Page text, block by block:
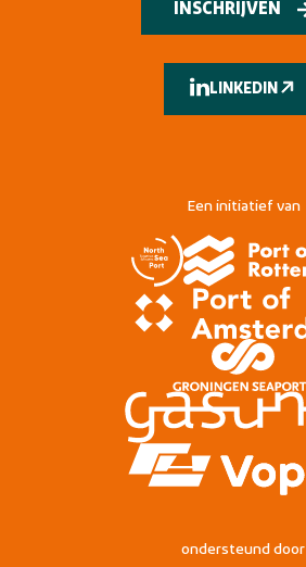
INSCHRIJVEN
LINKEDIN
Een initiatief van
ondersteund door